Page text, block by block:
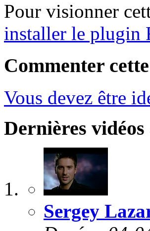
Pour visionner
installer le plugin
Commenter
Vous devez être
Dernières vidéos
Sergey